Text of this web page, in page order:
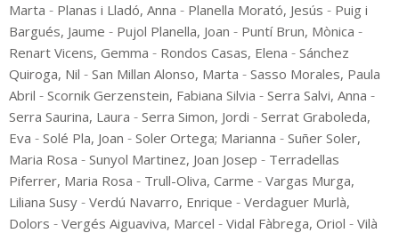
Marta - Planas i Lladó, Anna - Planella Morató, Jesús - Puig i
Bargués, Jaume - Pujol Planella, Joan - Puntí Brun, Mònica -
Renart Vicens, Gemma - Rondos Casas, Elena - Sánchez
Quiroga, Nil - San Millan Alonso, Marta - Sasso Morales, Paula
Abril - Scornik Gerzenstein, Fabiana Silvia - Serra Salvi, Anna -
Serra Saurina, Laura - Serra Simon, Jordi - Serrat Graboleda,
Eva - Solé Pla, Joan - Soler Ortega; Marianna - Suñer Soler,
Maria Rosa - Sunyol Martinez, Joan Josep - Terradellas
Piferrer, Maria Rosa - Trull-Oliva, Carme - Vargas Murga,
Liliana Susy - Verdú Navarro, Enrique - Verdaguer Murlà,
Dolors - Vergés Aiguaviva, Marcel - Vidal Fàbrega, Oriol - Vilà